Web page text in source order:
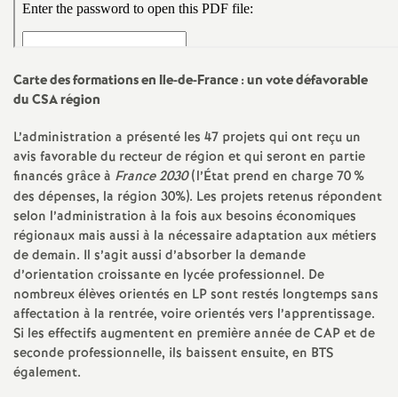
m
n
t
s
d
e
Carte des formations en Ile-de-France : un vote défavorable
duCSArégion
L’administration a présenté les 47 projets qui ont reçu un
avis favorable du recteur de région et qui seront en partie
financés grâce à France 2030(l’État prend en charge 70%
des dépenses, la région 30%). Les projets retenus répondent
selon l’administration à la fois aux besoins économiques
régionaux mais aussi à la nécessaire adaptation aux métiers
de demain. Il s’agit aussi d’absorber la demande
d’orientation croissante en lycée professionnel. De
nombreux élèves orientés en LPsont restés longtemps sans
affectation à la rentrée, voire orientés vers l’apprentissage.
Si les effectifs augmentent en première année deCAPet de
seconde professionnelle, ils baissent ensuite, en BTS
également.